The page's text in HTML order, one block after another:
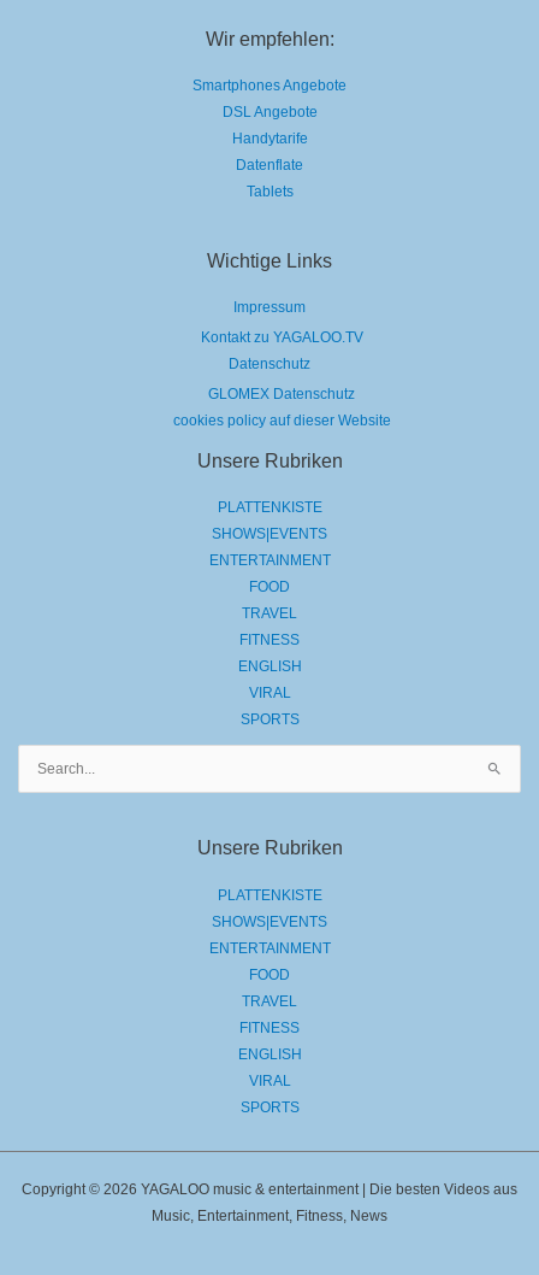
Wir empfehlen:
Smartphones Angebote
DSL Angebote
Handytarife
Datenflate
Tablets
Wichtige Links
Impressum
Kontakt zu YAGALOO.TV
Datenschutz
GLOMEX Datenschutz
cookies policy auf dieser Website
Unsere Rubriken
PLATTENKISTE
SHOWS|EVENTS
ENTERTAINMENT
FOOD
TRAVEL
FITNESS
ENGLISH
VIRAL
SPORTS
Unsere Rubriken
PLATTENKISTE
SHOWS|EVENTS
ENTERTAINMENT
FOOD
TRAVEL
FITNESS
ENGLISH
VIRAL
SPORTS
Copyright © 2026 YAGALOO music & entertainment | Die besten Videos aus
Music, Entertainment, Fitness, News